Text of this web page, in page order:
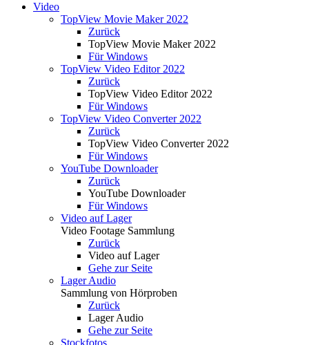
Video
TopView Movie Maker 2022
Zurück
TopView Movie Maker 2022
Für Windows
TopView Video Editor 2022
Zurück
TopView Video Editor 2022
Für Windows
TopView Video Converter 2022
Zurück
TopView Video Converter 2022
Für Windows
YouTube Downloader
Zurück
YouTube Downloader
Für Windows
Video auf Lager
Video Footage Sammlung
Zurück
Video auf Lager
Gehe zur Seite
Lager Audio
Sammlung von Hörproben
Zurück
Lager Audio
Gehe zur Seite
Stockfotos